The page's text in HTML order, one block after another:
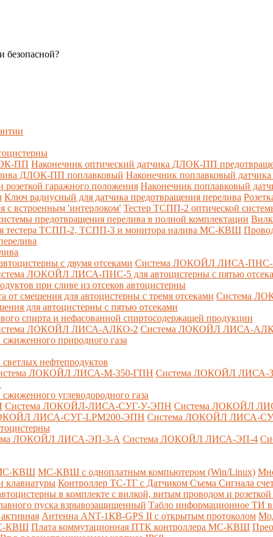
безопасной?
ПП Наконечник оптический датчика ДЛОК-ПП
ДЛОК-ПП поплавковый Наконечник поплавковый
гаражного положения Наконечник поплавковый
Ключ радиусный для датчика предотвращения перелива
с встроенным 'интерлоком' Тестер ТСПП-2 оптической
предотвращения перелива в полной комплектации
тестера ТСПП-2, ТСПП-3 и монитора налива МС-КВШ
с двумя отсеками Система ЛОКОЙЛ ЛИСА-ПНС-3
ЛОКОЙЛ ЛИСА-ПНС-5 для автоцистерны с пятью
при сливе из отсеков автоцистерны
смешения для автоцистерны с тремя отсеками Система
для автоцистерны с пятью отсеками
спирта и нефасованной спиртосодержащей продукции
ЛОКОЙЛ ЛИСА-АЛКО-2 Система ЛОКОЙЛ ЛИСА-
природного газа
нефтепродуктов
ЛОКОЙЛ ЛИСА-М-350-ГПН Система ЛОКОЙЛ ЛИСА-
углеводородного газа
Система ЛОКОЙЛ-ЛИСА-СУГ-У-ЭПН Система ЛОКОЙЛ
ЛИСА-СУГ-LPM200-ЭПН Система ЛОКОЙЛ ЛИСА-
ЛОКОЙЛ ЛИСА-ЭП-3-А Система ЛОКОЙЛ ЛИСА-ЭП-4
МС-КВШ МС-КВШ с одноплатным компьютером (Win/Linux)
клавиатуры Контроллер ТС-ТГ с Датчиком Съема Сигнала
в комплекте с вилкой, витым проводом и розеткой
пуска взрывозащищенный Табло информационное ТИ
Антенна ANT-1КВ-GPS II с открытым протоколом
КВШ Плата коммутационная ПТК контроллера МС-КВШ